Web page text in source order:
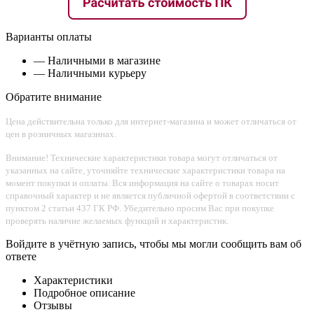
Варианты оплаты
— Наличными в магазине
— Наличными курьеру
Обратите внимание
Цена действительна только для интернет-магазина и может отличаться от
цен в розничных магазинах.
Внимание! Технические характеристики товара могут отличаться от
указанных на сайте, уточняйте технические характеристики товара на
момент покупки и оплаты. Вся информация на сайте о товарах носит
справочный характер и не является публичной офертой в соответствии с
пунктом 2 статьи 437 ГК РФ. Убедительно просим Вас при покупке
проверять наличие желаемых функций и характеристик.
Войдите в учётную запись, чтобы мы могли сообщить вам об
ответе
Характеристики
Подробное описание
Отзывы